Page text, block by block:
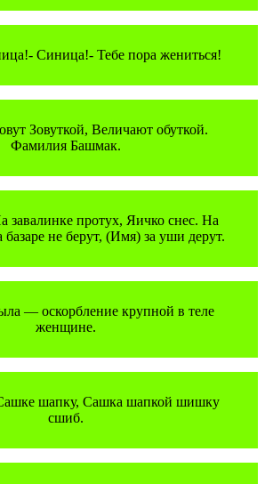
Синица!- Тебе пора жениться!
Зовуткой, Величают обуткой.
Фамилия Башмак.
завалинке протух, Яичко снес. На
базаре не берут, (Имя) за уши дерут.
— оскорбление крупной в теле
женщине.
шапку, Сашка шапкой шишку
сшиб.